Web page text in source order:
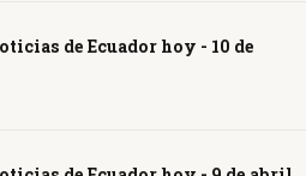
de Ecuador hoy - 10 de